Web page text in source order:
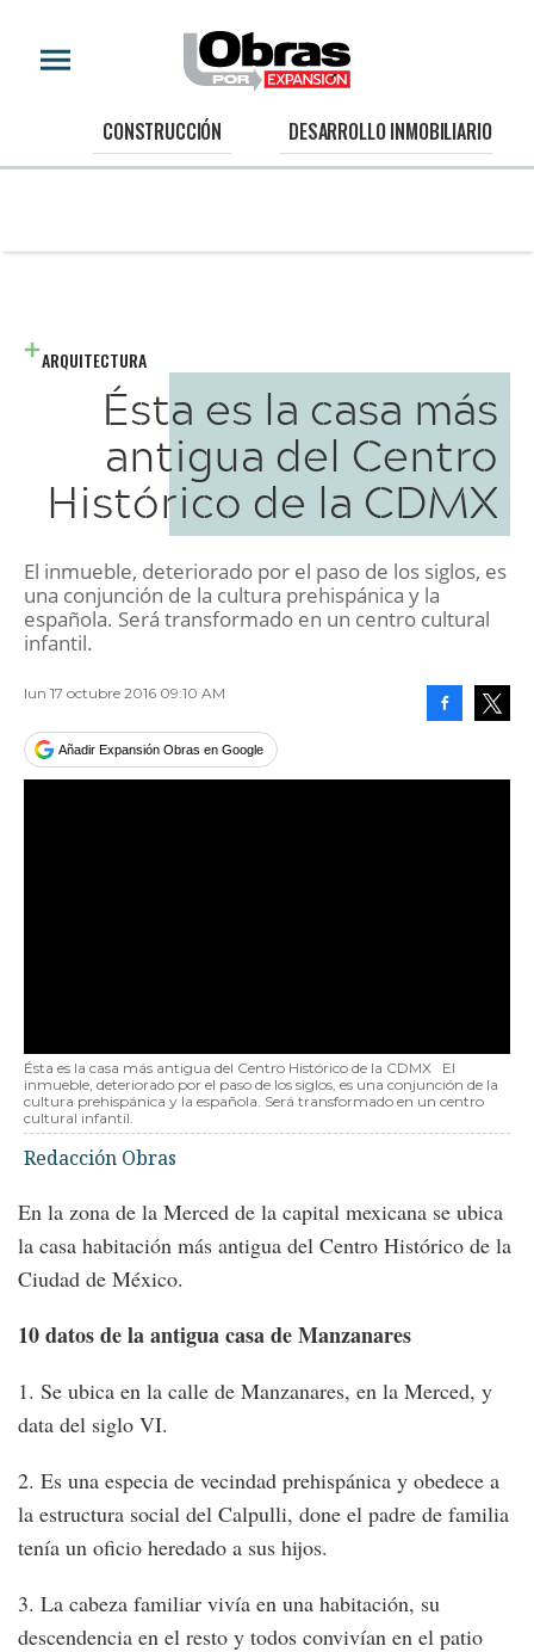
CONSTRUCCIÓN DESARROLLO INMOBILIARIO
ARQUITECTURA
Ésta es la casa más
antigua del Centro
Histórico de la CDMX
El inmueble, deteriorado por el paso de los siglos, es
una conjunción de la cultura prehispánica y la
española. Será transformado en un centro cultural
infantil.
lun 17 octubre 2016 09:10 AM
Añadir Expansión Obras en Google
Ésta es la casa más antigua del Centro Histórico de la CDMX
El
inmueble, deteriorado por el paso de los siglos, es una conjunción de la
cultura prehispánica y la española. Será transformado en un centro
cultural infantil.
Redacción Obras
En la zona de la Merced de la capital mexicana se ubica
la casa habitación más antigua del Centro Histórico de la
Ciudad de México.
10 datos de la antigua casa de Manzanares
1. Se ubica en la calle de Manzanares, en la Merced, y
data del siglo VI.
2. Es una especia de vecindad prehispánica y obedece a
la estructura social del Calpulli, done el padre de familia
tenía un oficio heredado a sus hijos.
3. La cabeza familiar vivía en una habitación, su
descendencia en el resto y todos convivían en el patio